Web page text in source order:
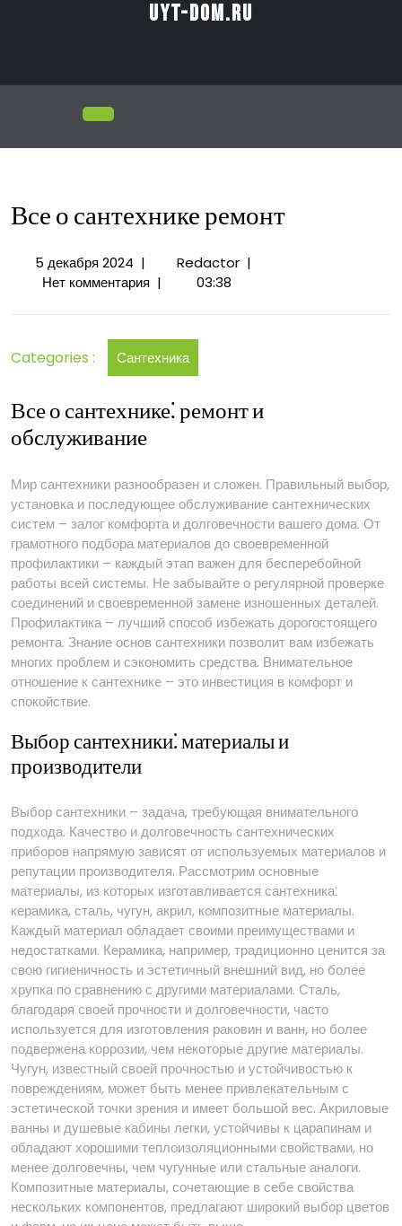
uyt-dom.ru
Все о сантехнике ремонт
5 декабря 20245
декабря
| RedactorВсе
ремонт
|
Нет комментария | 03:38
Categories : Сантехника
Все о сантехнике⁚ ремонт и
обслуживание
Мир сантехники разнообразен и сложен. Правильный выбор,
установка и последующее обслуживание сантехнических
систем – залог комфорта и долговечности вашего дома. От
грамотного подбора материалов до своевременной
профилактики – каждый этап важен для бесперебойной
работы всей системы. Не забывайте о регулярной проверке
соединений и своевременной замене изношенных деталей.
Профилактика – лучший способ избежать дорогостоящего
ремонта. Знание основ сантехники позволит вам избежать
многих проблем и сэкономить средства. Внимательное
отношение к сантехнике – это инвестиция в комфорт и
спокойствие.
Выбор сантехники⁚ материалы и
производители
Выбор сантехники – задача, требующая внимательного
подхода. Качество и долговечность сантехнических
приборов напрямую зависят от используемых материалов и
репутации производителя. Рассмотрим основные
материалы, из которых изготавливается сантехника⁚
керамика, сталь, чугун, акрил, композитные материалы.
Каждый материал обладает своими преимуществами и
недостатками. Керамика, например, традиционно ценится за
свою гигиеничность и эстетичный внешний вид, но более
хрупка по сравнению с другими материалами. Сталь,
благодаря своей прочности и долговечности, часто
используется для изготовления раковин и ванн, но более
подвержена коррозии, чем некоторые другие материалы.
Чугун, известный своей прочностью и устойчивостью к
повреждениям, может быть менее привлекательным с
эстетической точки зрения и имеет большой вес. Акриловые
ванны и душевые кабины легки, устойчивы к царапинам и
обладают хорошими теплоизоляционными свойствами, но
менее долговечны, чем чугунные или стальные аналоги.
Композитные материалы, сочетающие в себе свойства
нескольких компонентов, предлагают широкий выбор цветов